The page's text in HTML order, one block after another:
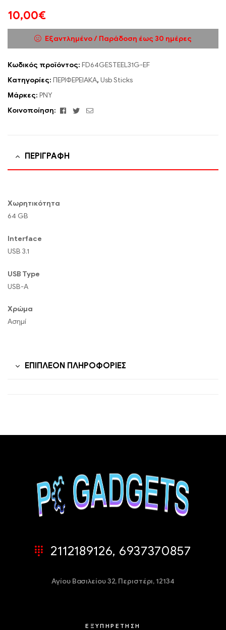
10,00€
Εξαντλημένο / Παράδοση έως 30 ημέρες
Κωδικός προϊόντος: FD64GESTEEL31G-EF
Κατηγορίες: ΠΕΡΙΦΕΡΕΙΑΚΑ, Usb Sticks
Μάρκες: PNY
Κοινοποίηση:
Facebook
TwitterEmail
ΠΕΡΙΓΡΑΦΉ
Χωρητικότητα
64 GB
Interface
USB 3.1
USB Type
USB-A
Χρώμα
Ασημί
ΕΠΙΠΛΈΟΝ ΠΛΗΡΟΦΟΡΊΕΣ
2112189126, 6937370857
Αγίου Βασιλείου 32, Περιστέρι, 12134
ΕΞΥΠΗΡΕΤΗΣΗ